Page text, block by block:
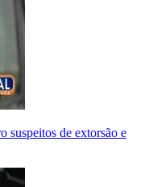
suspeitos de extorsão e